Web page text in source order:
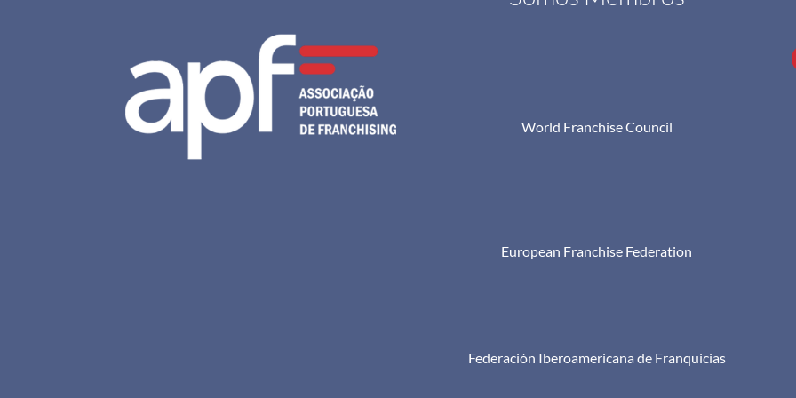
World Franchise Council
European Franchise Federation
Federación Iberoamericana de Franquicias